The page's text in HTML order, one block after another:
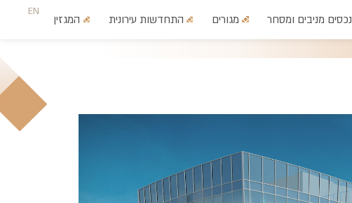
EN
נכסים מניבים ומסחר מגורים התחדשות עירונית
המגזין